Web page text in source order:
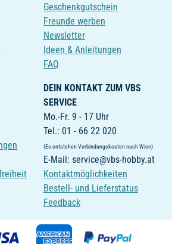
Geschenkgutschein
Freunde werben
Newsletter
Ideen & Anleitungen
FAQ
DEIN KONTAKT ZUM VBS
SERVICE
Mo.-Fr. 9 - 17 Uhr
Tel.: 01 - 66 22 020
(Es entstehen Verbindungskosten nach Wien)
E-Mail: service@vbs-hobby.at
Kontaktmöglichkeiten
Bestell- und Lieferstatus
Feedback